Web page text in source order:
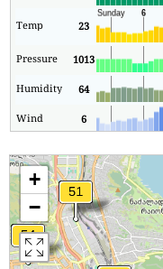
Temp 23
Pressure 1013
Humidity 64
Wind 6
+
−